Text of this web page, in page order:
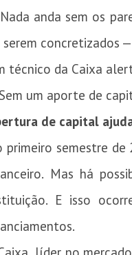
anda sem os
serem concretizados
técnico da Caixa
um aporte de
de capital
primeiro semestre
Mas há
E isso